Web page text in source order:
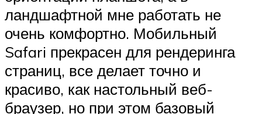
ландшафтной мне работать не
очень комфортно. Мобильный
Safari прекрасен для рендеринга
страниц, все делает точно и
красиво, как настольный веб-
браузер, но при этом базовый